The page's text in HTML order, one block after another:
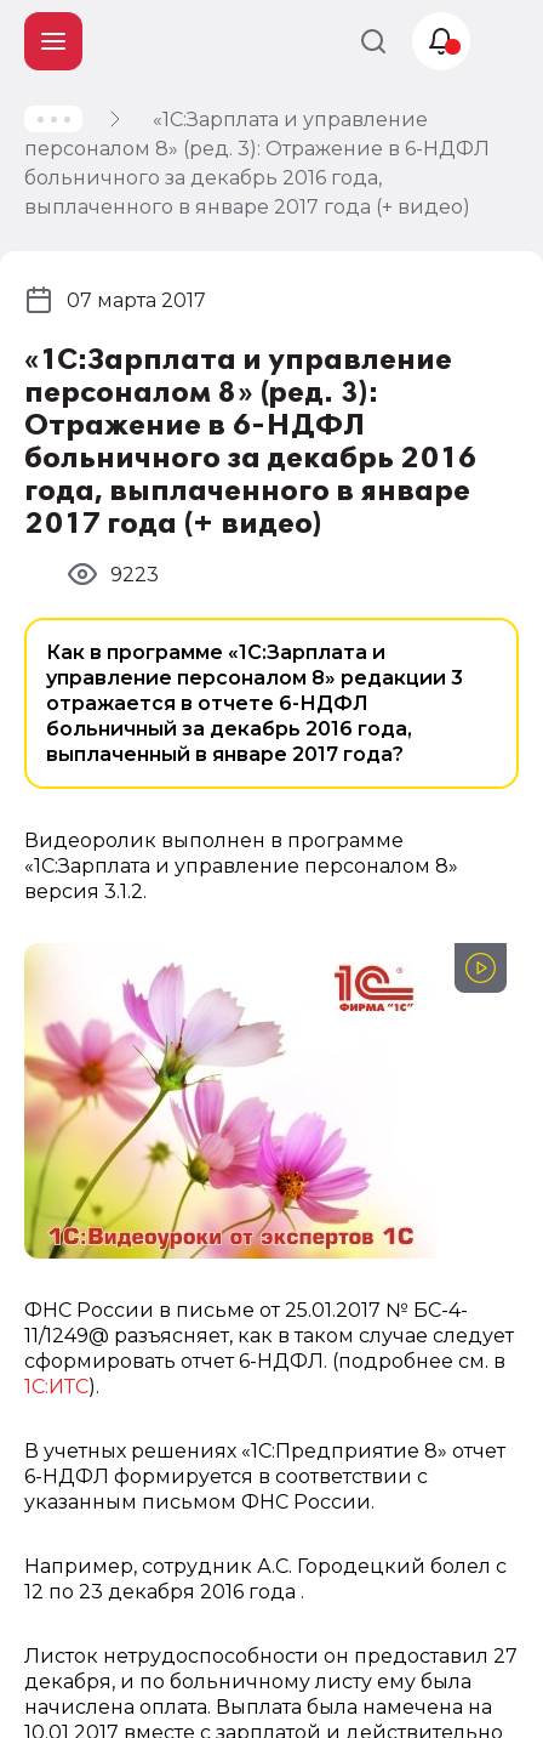
«1С:Зарплата и управление
персоналом 8» (ред. 3): Отражение в 6-НДФЛ
больничного за декабрь 2016 года,
выплаченного в январе 2017 года (+ видео)
«1С:Зарплата и управление
персоналом 8» (ред. 3):
Отражение в 6-НДФЛ
больничного за декабрь 2016
года, выплаченного в январе
2017 года (+ видео)
07 марта 2017
9223
Как в программе «1С:Зарплата и
управление персоналом 8» редакции 3
отражается в отчете 6-НДФЛ
больничный за декабрь 2016 года,
выплаченный в январе 2017 года?
Видеоролик выполнен в программе
«1С:Зарплата и управление персоналом 8»
версия 3.1.2.
ФНС России в письме от 25.01.2017 № БС-4-
11/1249@ разъясняет, как в таком случае следует
сформировать отчет 6-НДФЛ. (подробнее см. в
1С:ИТС).
В учетных решениях «1С:Предприятие 8» отчет
6-НДФЛ формируется в соответствии с
указанным письмом ФНС России.
Например, сотрудник А.С. Городецкий болел с
12 по 23 декабря 2016 года .
Листок нетрудоспособности он предоставил 27
декабря, и по больничному листу ему была
начислена оплата. Выплата была намечена на
10.01 2017 вместе с зарплатой и действительно
Учет и
налогообложение
Автоматизация